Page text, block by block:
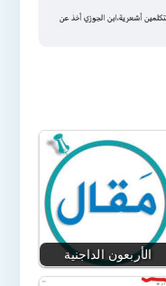
الأربعون الداجنية